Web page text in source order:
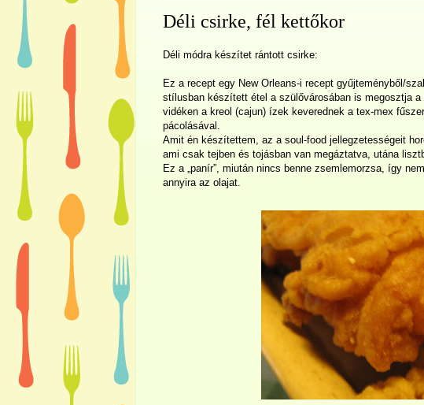
Déli csirke, fél kettőkor
Déli módra készítet rántott csirke:
Ez a recept egy New Orleans-i recept gyűjteményből/
stílusban készített étel a szülővárosában is megosztja
vidéken a kreol (cajun) ízek keverednek a tex-mex
pácolásával.
Amit én készítettem, az a soul-food jellegzetességeit
ami csak tejben és tojásban van megáztatva, utána
Ez a „panír”, miután nincs benne zsemlemorzsa, így
annyira az olajat.